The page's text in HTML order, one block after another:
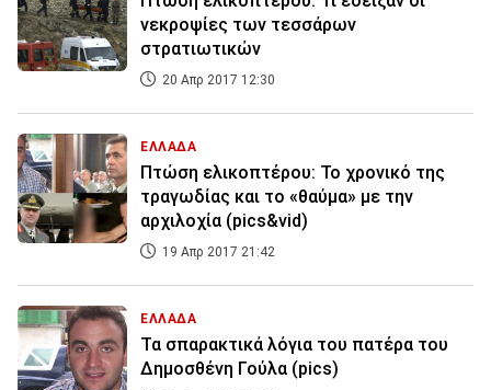
νεκροψίες των τεσσάρων
στρατιωτικών
20 Απρ 2017 12:30
ΕΛΛΑΔΑ
Πτώση ελικοπτέρου: Το χρονικό της
τραγωδίας και το «θαύμα» με την
αρχιλοχία (pics&vid)
19 Απρ 2017 21:42
ΕΛΛΑΔΑ
Τα σπαρακτικά λόγια του πατέρα του
Δημοσθένη Γούλα (pics)